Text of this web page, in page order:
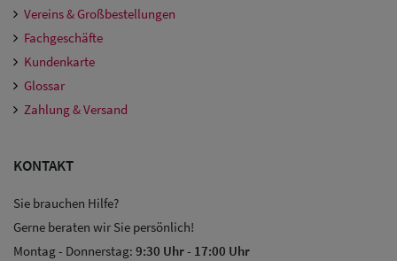
Vereins & Großbestellungen
Fachgeschäfte
Kundenkarte
Glossar
Zahlung & Versand
KONTAKT
Sie brauchen Hilfe?
Gerne beraten wir Sie persönlich!
Montag - Donnerstag: 9:30 Uhr- 17:00 Uhr